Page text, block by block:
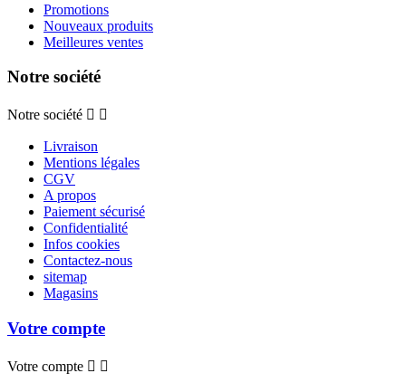
Promotions
Nouveaux produits
Meilleures ventes
Notre société
Notre société  
Livraison
Mentions légales
CGV
A propos
Paiement sécurisé
Confidentialité
Infos cookies
Contactez-nous
sitemap
Magasins
Votre compte
Votre compte  